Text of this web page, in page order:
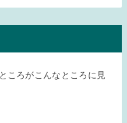
ころがこんなところに見